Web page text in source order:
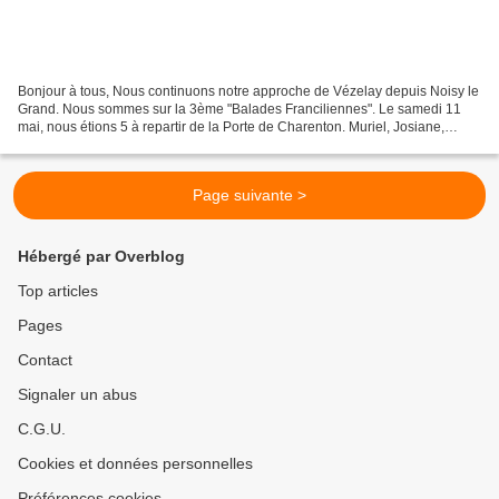
Bonjour à tous, Nous continuons notre approche de Vézelay depuis Noisy le
Grand. Nous sommes sur la 3ème "Balades Franciliennes". Le samedi 11
mai, nous étions 5 à repartir de la Porte de Charenton. Muriel, Josiane,
Page suivante >
Hébergé par Overblog
Top articles
Pages
Contact
Signaler un abus
C.G.U.
Cookies et données personnelles